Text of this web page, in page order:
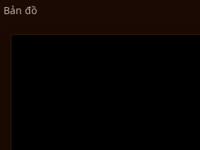
Bản đồ